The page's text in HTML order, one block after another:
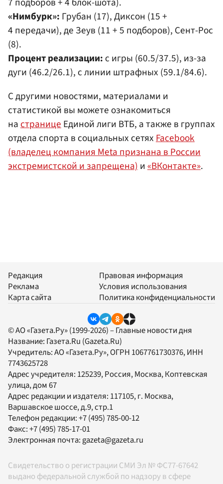
«Нимбурк»: Грубан (17), Диксон (15 +
4 передачи), де Зеув (11 + 5 подборов), Сент-Рос
(8).
Процент реализации: с игры (60.5/37.5), из-за
дуги (46.2/26.1), с линии штрафных (59.1/84.6).
С другими новостями, материалами и
статистикой вы можете ознакомиться
на странице Единой лиги ВТБ, а также в группах
отдела спорта в социальных сетях Facebook
(владелец компания Meta признана в России
экстремистской и запрещена) и«ВКонтакте».
Редакция
Реклама
Карта сайта
Правовая информация
Условия использования
Политика конфиденциальности
© АО «Газета.Ру» (1999-2026) – Главные новости дня
Название: Газета.Ru (Gazeta.Ru)
Учредитель:АО «Газета.Ру», ОГРН 1067761730376, ИНН
7743625728
Адрес учредителя: 125239, Россия, Москва, Коптевская
улица, дом 67
Адрес редакции и издателя: 117105, г. Москва,
Варшавское шоссе, д.9, стр.1
Телефон редакции:+7 (495) 785-00-12
Факс:+7 (495) 785-17-01
Электронная почта:gazeta@gazeta.ru
Свидетельство о регистрации СМИ Эл № ФС77-67642
выдано федеральной службой по надзору в сфере